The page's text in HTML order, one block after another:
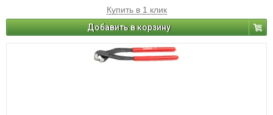
Купить в 1 клик
Добавить в корзину